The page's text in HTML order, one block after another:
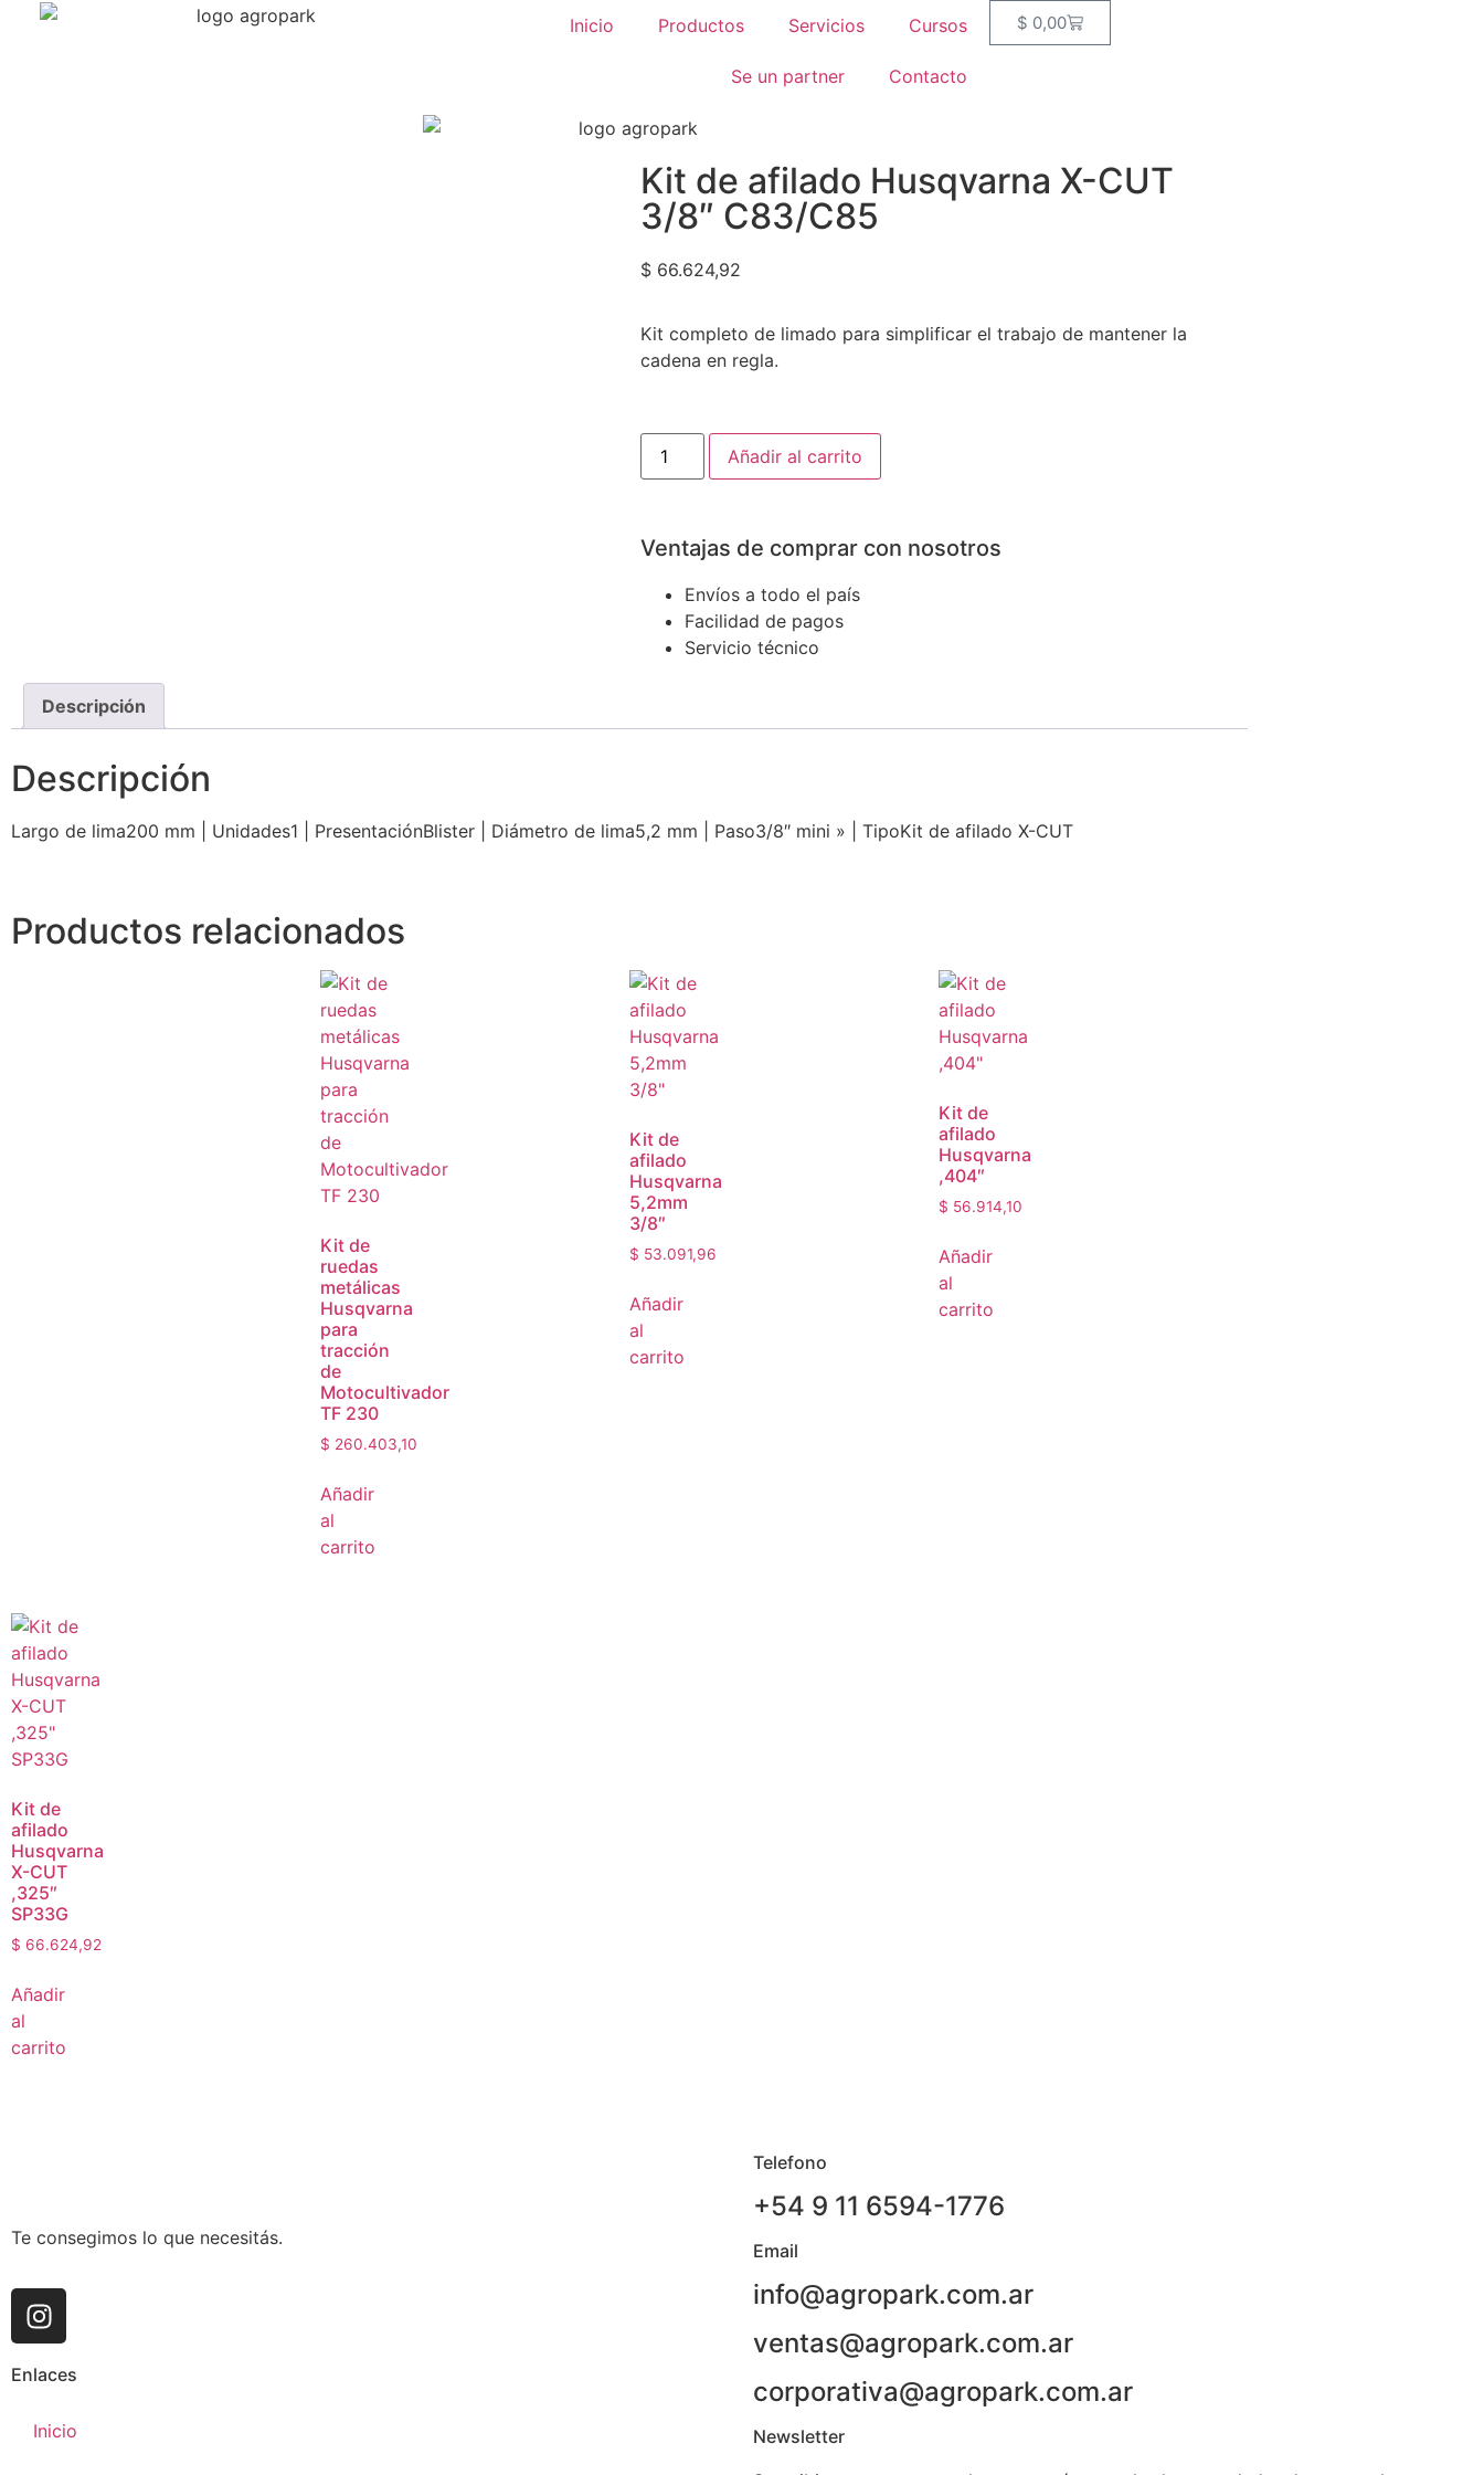
Inicio Productos Servicios Cursos
Se un partner Contacto
$ 0,00
Kit de afilado Husqvarna X-CUT
3/8″ C83/C85
$ 66.624,92
Kit completo de limado para simplificar el trabajo de mantener la
cadena en regla.
Añadir al carrito
Ventajas de comprar con nosotros
Envíos a todo el país
Facilidad de pagos
Servicio técnico
Descripción
Descripción
Largo de lima200 mm | Unidades1 | PresentaciónBlister | Diámetro de lima5,2 mm | Paso3/8″ mini » | TipoKit de afilado X-CUT
Productos relacionados
Kit de
ruedas
metálicas
Husqvarna
para
tracción
de
Motocultivador
TF 230
$ 260.403,10
Añadir
al
carrito
Kit de
afilado
Husqvarna
5,2mm
3/8″
$ 53.091,96
Añadir
al
carrito
Kit de
afilado
Husqvarna
,404″
$ 56.914,10
Añadir
al
carrito
Kit de
afilado
Husqvarna
X-CUT
,325″
SP33G
$ 66.624,92
Añadir
al
carrito
Te consegimos lo que necesitás.
Enlaces
Inicio
Telefono
+54 9 11 6594-1776
Email
info@agropark.com.ar
ventas@agropark.com.ar
corporativa@agropark.com.ar
Newsletter